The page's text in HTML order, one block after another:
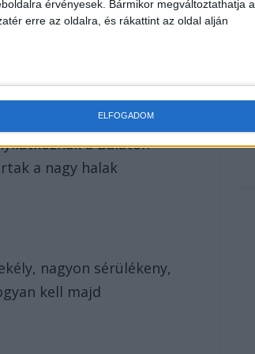
érvényesek. Bármikor megváltoztathatja a
erre az oldalra, és rákattint az oldal alján
ELFOGADOM
a Balaton
a nagy halak
nagyon sérülékeny,
kell majd